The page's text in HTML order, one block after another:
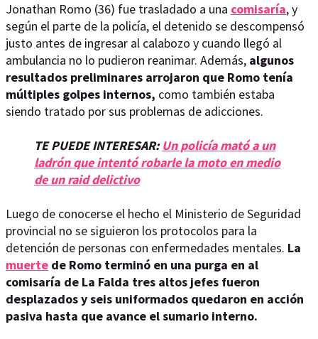
Jonathan Romo (36) fue trasladado a una comisaría, y
según el parte de la policía, el detenido se descompensó
justo antes de ingresar al calabozo y cuando llegó al
ambulancia no lo pudieron reanimar. Además, algunos
resultados preliminares arrojaron que Romo tenía
múltiples golpes internos, como también estaba
siendo tratado por sus problemas de adicciones.
TE PUEDE INTERESAR:Un policía mató a un
ladrón que intentó robarle la moto en medio
de un raid delictivo
Luego de conocerse el hecho el Ministerio de Seguridad
provincial no se siguieron los protocolos para la
detención de personas con enfermedades mentales. La
muerte de Romo terminó en una purga en al
comisaría de La Falda tres altos jefes fueron
desplazados y seis uniformados quedaron en acción
pasiva hasta que avance el sumario interno.